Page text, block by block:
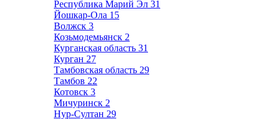
Республика Марий Эл 31
Йошкар-Ола 15
Волжск 3
Козьмодемьянск 2
Курганская область 31
Курган 27
Тамбовская область 29
Тамбов 22
Котовск 3
Мичуринск 2
Нур-Султан 29